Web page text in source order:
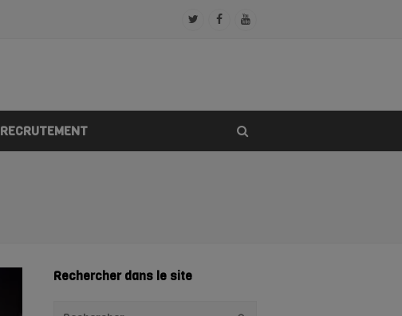
TwitterFacebookYoutube
RECRUTEMENT
Rechercher dans le site